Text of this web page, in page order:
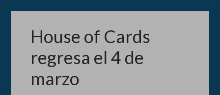
House of Cards
regresa el 4 de
marzo